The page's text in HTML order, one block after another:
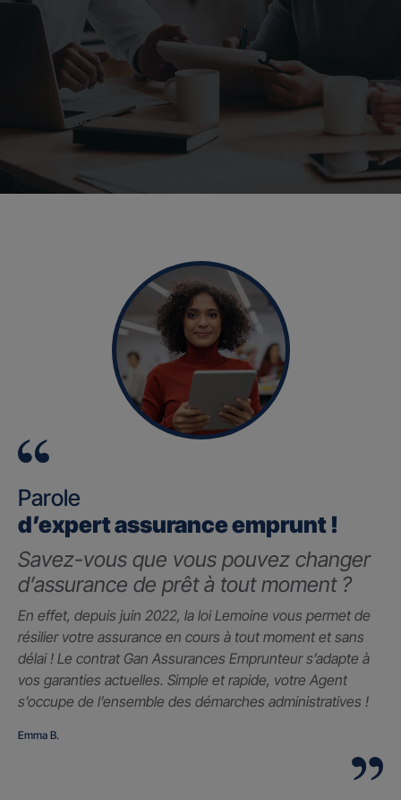
Parole
d’expert assurance emprunt !
Savez-vous que vous pouvez changer
d’assurance de prêt à tout moment ?
En effet, depuis juin 2022, la loi Lemoine vous permet de
résilier votre assurance en cours à tout moment et sans
délai ! Le contrat Gan Assurances Emprunteur s’adapte à
vos garanties actuelles. Simple et rapide, votre Agent
s’occupe de l’ensemble des démarches administratives !
Emma B.